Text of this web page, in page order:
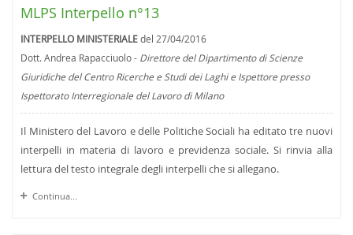
MLPS Interpello n°13
INTERPELLO MINISTERIALEdel 27/04/2016
Dott. Andrea Rapacciuolo - Direttore del Dipartimento di Scienze
Giuridiche del Centro Ricerche e Studi dei Laghi e Ispettore presso
Ispettorato Interregionale del Lavoro di Milano
Il Ministero del Lavoro e delle Politiche Sociali ha editato tre nuovi
interpelli in materia di lavoro e previdenza sociale. Si rinvia alla
lettura del testo integrale degli interpelli che si allegano.
Continua...